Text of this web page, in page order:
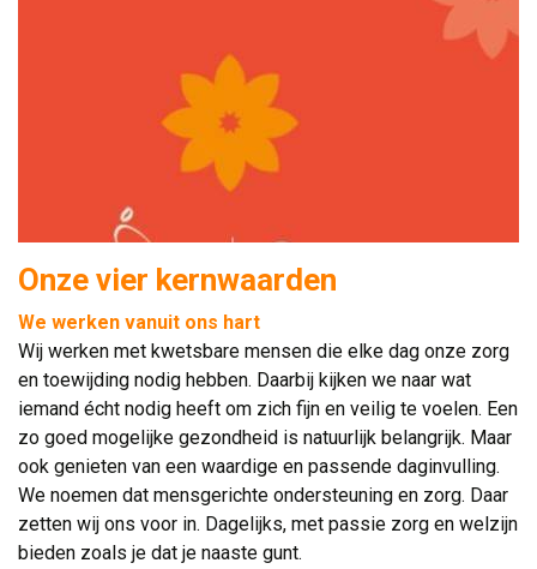
Onze vier kernwaarden
We werken vanuit ons hart
Wij werken met kwetsbare mensen die elke dag onze zorg
en toewijding nodig hebben. Daarbij kijken we naar wat
iemand écht nodig heeft om zich fijn en veilig te voelen. Een
zo goed mogelijke gezondheid is natuurlijk belangrijk. Maar
ook genieten van een waardige en passende daginvulling.
We noemen dat mensgerichte ondersteuning en zorg. Daar
zetten wij ons voor in. Dagelijks, met passie zorg en welzijn
bieden zoals je dat je naaste gunt.